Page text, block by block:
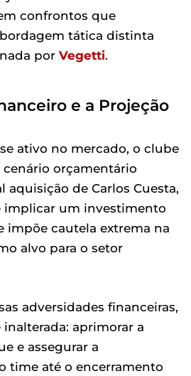
confrontos que
tática distinta
por Vegetti.
e a Projeção
ativo no mercado, o clube
orçamentário
aquisição de Carlos Cuesta,
implicar um investimento
impõe cautela extrema na
alvo para o setor
adversidades financeiras,
aprimorar a
e assegurar a
time até o encerramento